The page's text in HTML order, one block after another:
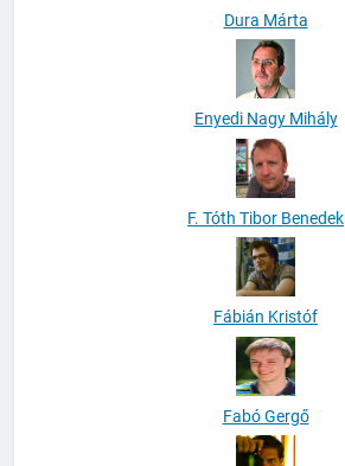
Dura Márta
Enyedi Nagy Mihály
F. Tóth Tibor Benedek
Fábián Kristóf
Fabó Gergő